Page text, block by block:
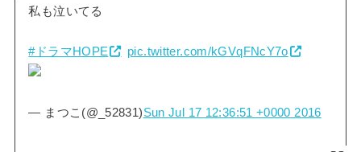
私も泣いてる
#ドラマHOPE pic.twitter.com/kGVqFNcY7o
— まつこ(@_52831)Sun Jul 17 12:36:51 +0000 2016